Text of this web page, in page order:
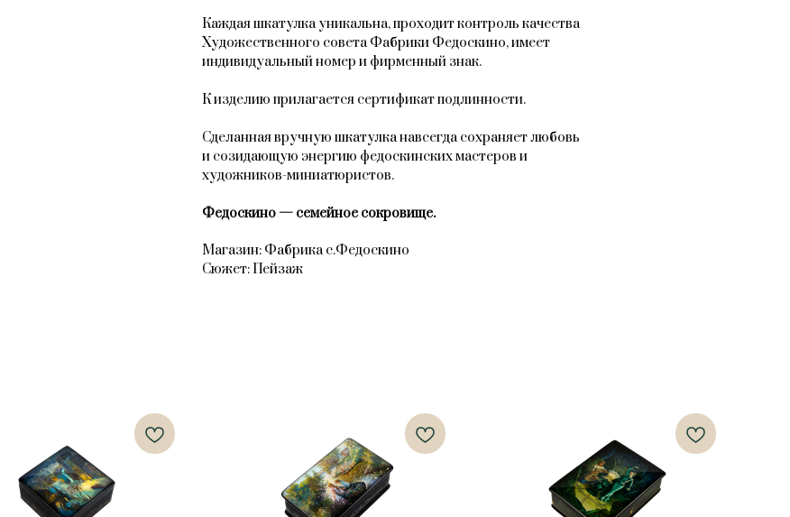
Каждая шкатулка уникальна, проходит контроль качества
Художественного совета Фабрики Федоскино, имеет
индивидуальный номер и фирменный знак.
К изделию прилагается сертификат подлинности.
Сделанная вручную шкатулка навсегда сохраняет любовь
и созидающую энергию федоскинских мастеров и
художников-миниатюристов.
Федоскино — семейное сокровище.
Магазин: Фабрика с.Федоскино
Сюжет: Пейзаж